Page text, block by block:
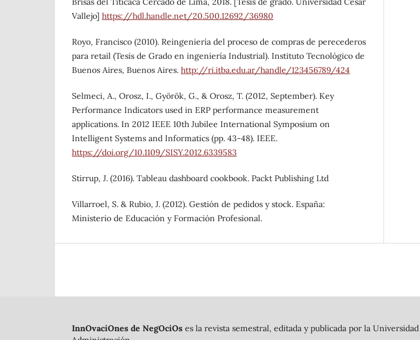
Vallejo] https://hdl.handle.net/20.500.12692/36980
Royo, Francisco (2010). Reingeniería del proceso de compras de perecederos
para retail (Tesis de Grado en ingeniería Industrial). Instituto Tecnológico de
Buenos Aires, Buenos Aires. http://ri.itba.edu.ar/handle/123456789/424
Selmeci, A., Orosz, I., Györök, G., & Orosz, T. (2012, September). Key
Performance Indicators used in ERP performance measurement
applications. In 2012 IEEE 10th Jubilee International Symposium on
Intelligent Systems and Informatics (pp. 43-48). IEEE.
https://doi.org/10.1109/SISY.2012.6339583
Stirrup, J. (2016). Tableau dashboard cookbook. Packt Publishing Ltd
Villarroel, S. & Rubio, J. (2012). Gestión de pedidos y stock. España:
Ministerio de Educación y Formación Profesional.
InnOvaciOnes de NegOciOs es la revista semestral, editada y publicada por la